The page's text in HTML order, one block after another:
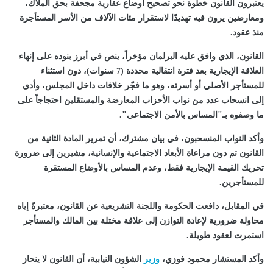
يعتبرون القانون خطوة نحو تصحيح أوضاع عقارية مجحفة بحق الملاك،
ومعارضين يرون فيه تهديدًا لاستقرار مئات الآلاف من الأسر المستأجرة
منذ عقود.
القانون، الذي وافق عليه البرلمان مؤخراً، ينص في أبرز بنوده على إنهاء
العلاقة الإيجارية بعد فترة انتقالية محددة (7 سنوات)، دون استثناء
للمستأجر الأصلي أو أسرته، وهو ما فجّر خلافات داخل المجلس، وأدى
إلى انسحاب عدد من نواب الأحزاب المعارضة والمستقلين احتجاجاً على
ما وصفوه بـ"المساس بالأمن الاجتماعي".
وأكد النواب المنسحبون، في بيان مشترك، أن تمرير المادة الثانية من
القانون تم دون مراعاة الأبعاد الاجتماعية والإنسانية، مشيرين إلى ضرورة
تحريك القيمة الإيجارية فقط، وعدم المساس بالأوضاع المستقرة
للمستأجرين.
في المقابل، دافعت الحكومة واللجنة التشريعية عن القانون، معتبرةً إياه
محاولة ضرورية لإعادة التوازن إلى علاقة مختلة بين المالك والمستأجر
استمرت لعقود طويلة.
وأكد المستشار محمود فوزي، وزير
الشؤون النيابية، أن القانون لا ينحاز